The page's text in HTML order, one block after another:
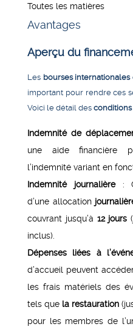
Toutes les matières
Avantages
Aperçu du
Les bourses internationales
important pour rendre ces
Voici le détail des
Indemnité de
une aide financière
l’indemnité variant en
Indemnité journalière:
d’une allocation
couvrant jusqu’à 12 jours
inclus).
Dépenses liées à
d’accueil peuvent
les frais matériels des
tels que la restauration
pour les membres de